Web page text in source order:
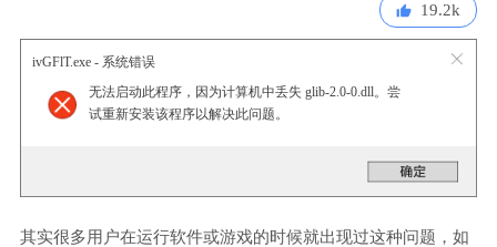
19.2k
ivGFlT.exe - 系统错误
无法启动此程序，因为计算机中丢失 glib-2.0-0.dll。尝
试重新安装该程序以解决此问题。
其实很多用户在运行软件或游戏的时候就出现过这种问题，如